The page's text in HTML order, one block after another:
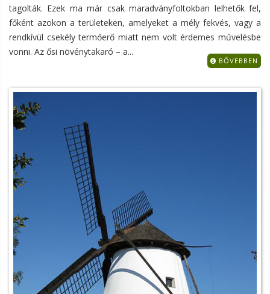
tagolták. Ezek ma már csak maradványfoltokban lelhetők fel,
főként azokon a területeken, amelyeket a mély fekvés, vagy a
rendkívül csekély termőerő miatt nem volt érdemes művelésbe
vonni. Az ősi növénytakaró – a...
BŐVEBBEN